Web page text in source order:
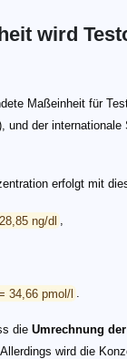
wird
Maßeinheit für
und der internationale
erfolgt mit
ng/dl ,
34,66 pmol/l .
die Umrechnung
wird die